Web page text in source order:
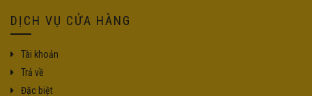
DỊCH VỤ CỬA HÀNG
Tài khoản
Trả về
Đặc biệt